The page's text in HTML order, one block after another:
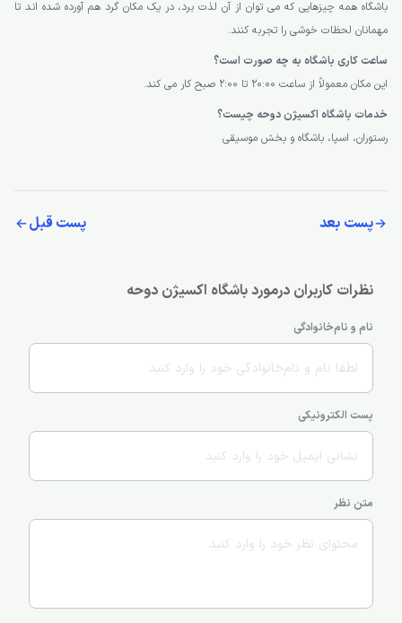
باشگاه همه چیزهایی که می توان از آن لذت برد، در یک مکان گرد هم آورده شده اند تا
مهمانان لحظات خوشی را تجربه کنند.
ساعت کاری باشگاه به چه صورت است؟
این مکان معمولاً از ساعت 20:00 تا 2:00 صبح کار می کند.
خدمات باشگاه اکسیژن دوحه چیست؟
رستوران، اسپا، باشگاه و بخش موسیقی
پست بعد پست قبل
نظرات کاربران درمورد باشگاه اکسیژن دوحه
نام و نام‌خانوادگی
پست الکترونیکی
متن نظر